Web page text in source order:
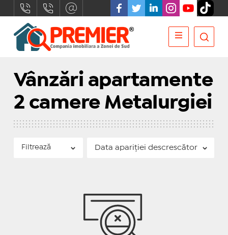
Vânzări apartamente
2 camere Metalurgiei
Filtrează